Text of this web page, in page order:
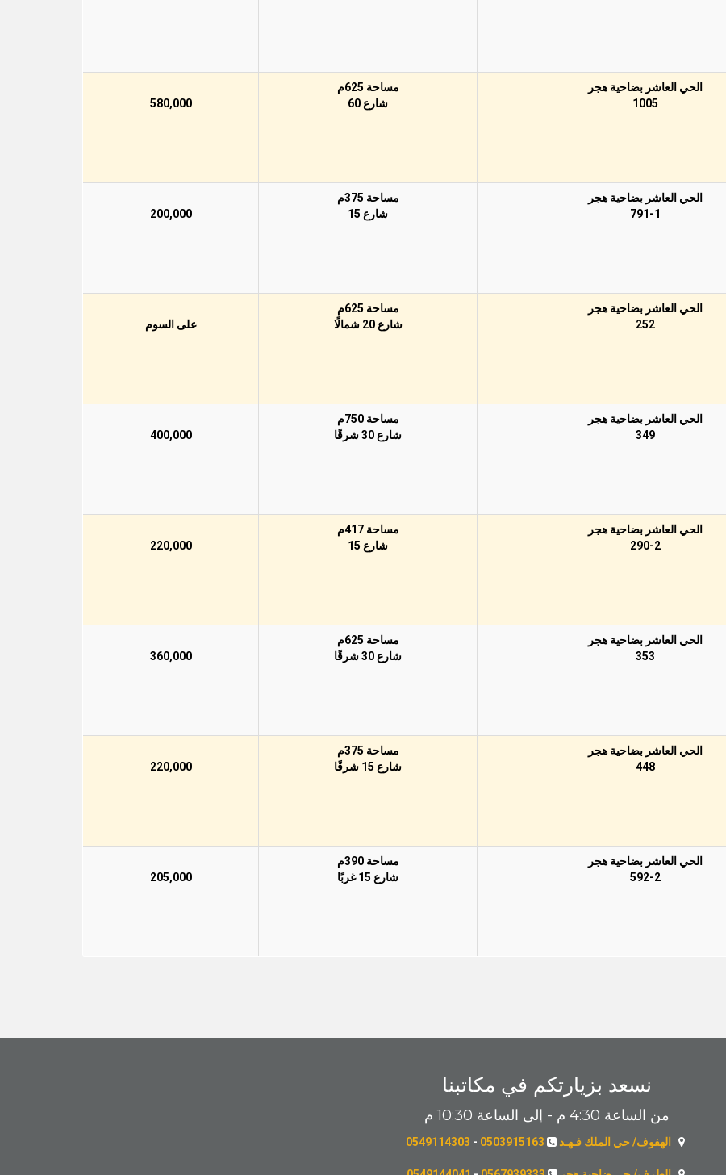
الحي العاشر بضاحية هجر
1005
مساحة 625م
شارع 60
580,000
الحي العاشر بضاحية هجر
791-1
مساحة 375م
شارع 15
200,000
الحي العاشر بضاحية هجر
252
مساحة 625م
شارع 20 شمالًا
على السوم
الحي العاشر بضاحية هجر
349
مساحة 750م
شارع 30 شرقًا
400,000
الحي العاشر بضاحية هجر
290-2
مساحة 417م
شارع 15
220,000
الحي العاشر بضاحية هجر
353
مساحة 625م
شارع 30 شرقًا
360,000
الحي العاشر بضاحية هجر
448
مساحة 375م
شارع 15 شرقًا
220,000
الحي العاشر بضاحية هجر
592-2
مساحة 390م
شارع 15 غربًا
205,000
نسعد بزيارتكم في مكاتبنا
من الساعة 4:30 م - إلى الساعة 10:30 م
الهفوف/ حي الملك فـهـد 0503915163
-
0549114303